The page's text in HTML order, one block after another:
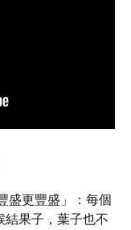
盛更豐盛」：每個
結果子，葉子也不